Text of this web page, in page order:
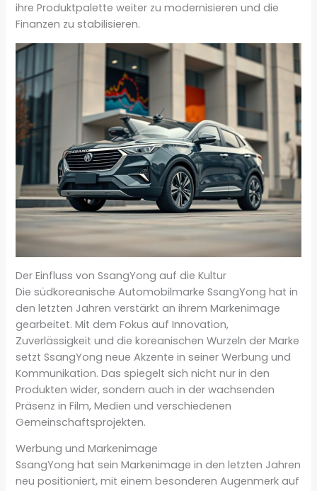
ihre Produktpalette weiter zu modernisieren und die
Finanzen zu stabilisieren.
Der Einfluss von SsangYong auf die Kultur
Die südkoreanische Automobilmarke SsangYong hat in
den letzten Jahren verstärkt an ihrem Markenimage
gearbeitet. Mit dem Fokus auf Innovation,
Zuverlässigkeit und die koreanischen Wurzeln der Marke
setzt SsangYong neue Akzente in seiner Werbung und
Kommunikation. Das spiegelt sich nicht nur in den
Produkten wider, sondern auch in der wachsenden
Präsenz in Film, Medien und verschiedenen
Gemeinschaftsprojekten.
Werbung und Markenimage
SsangYong hat sein Markenimage in den letzten Jahren
neu positioniert, mit einem besonderen Augenmerk auf